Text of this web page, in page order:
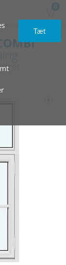
Tæt
0